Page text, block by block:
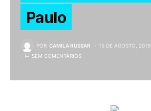
Paulo
POR CAMILA RUSSAR 15 DE AGOSTO, 2019
SEM COMENTÁRIOS